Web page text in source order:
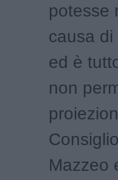
potesse
causa
ed è
non
Mazzeo